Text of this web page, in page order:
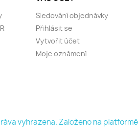
Sledování objednávky
Přihlásit se
Vytvořit účet
Moje oznámení
vyhrazena. Založeno na